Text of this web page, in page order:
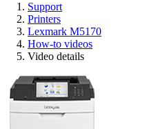
Support
Printers
Lexmark M5170
How-to videos
Video details